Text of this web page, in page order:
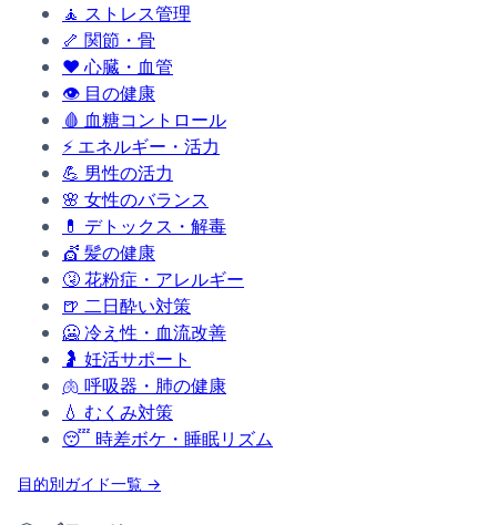
🧘 ストレス管理
🦴 関節・骨
❤️ 心臓・血管
👁️ 目の健康
🩸 血糖コントロール
⚡ エネルギー・活力
💪 男性の活力
🌸 女性のバランス
💊 デトックス・解毒
💇 髪の健康
🤧花粉症・アレルギー
🍺 二日酔い対策
🥶冷え性・血流改善
🤰 妊活サポート
🫁 呼吸器・肺の健康
💧 むくみ対策
😴 時差ボケ・睡眠リズム
目的別ガイド一覧 →